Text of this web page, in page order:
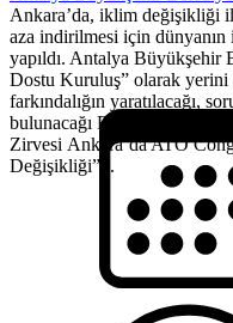
Ankara’da, iklim değişikliği
aza indirilmesi için
yapıldı. Antalya
Dostu Kuruluş” olarak yerini
farkındalığın yaratılacağı,
bulunacağı Eko İklim
Zirvesi Ankara’da ATO
Değişikliği”...